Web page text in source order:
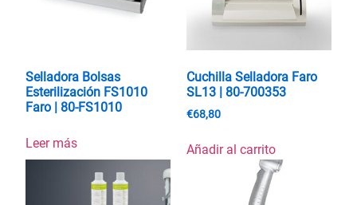
Selladora Bolsas
Esterilización FS1010
Faro | 80-FS1010
Leer más
Cuchilla Selladora Faro
SL13 | 80-700353
€68,80
Añadir al carrito